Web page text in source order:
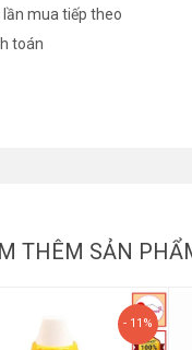
mua tiếp theo
toán
THÊM SẢN
- 11%